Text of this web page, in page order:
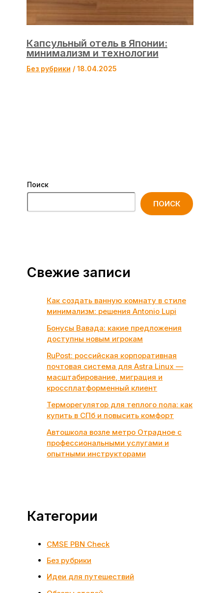
Капсульный отель в Японии:
минимализм и технологии
Без рубрики / 18.04.2025
Поиск
ПОИСК
Свежие записи
Как создать ванную комнату в стиле
минимализм: решения Antonio Lupi
Бонусы Вавада: какие предложения
доступны новым игрокам
RuPost: российская корпоративная
почтовая система для Astra Linux —
масштабирование, миграция и
кроссплатформенный клиент
Терморегулятор для теплого пола: как
купить в СПб и повысить комфорт
Автошкола возле метро Отрадное с
профессиональными услугами и
опытными инструкторами
Категории
CMSE PBN Check
Без рубрики
Идеи для путешествий